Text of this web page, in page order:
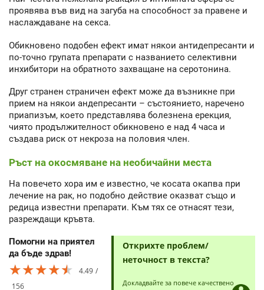
проявява във вид на загуба на способност за правене и
наслаждаване на секса.
Обикновено подобен ефект имат някои антидепресанти и
по-точно групата препарати с названието селективни
инхибитори на обратното захващане на серотонина.
Друг странен страничен ефект може да възникне при
прием на някои андепресанти – състоянието, наречено
приапизъм, което представлява болезнена ерекция,
чиято продължителност обикновено е над 4 часа и
създава риск от некроза на половия член.
Ръст на окосмяване на необичайни места
На повечето хора им е известно, че косата окапва при
лечение на рак, но подобно действие оказват също и
редица известни препарати. Към тях се отнасят тези,
разреждащи кръвта.
Помогни на приятел
да бъде здрав!
★★★★★
★★★★★
★★★★★
4.49
156
Открихте проблем/
неточност в текста?
Докладвайте за повече качествено